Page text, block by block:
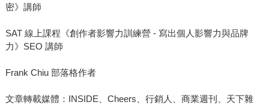
密》講師
SAT 線上課程《創作者影響力訓練營 - 寫出個人影響力與品牌
力》SEO 講師
Frank Chiu 部落格作者
文章轉載媒體：INSIDE、Cheers、行銷人、商業週刊、天下雜